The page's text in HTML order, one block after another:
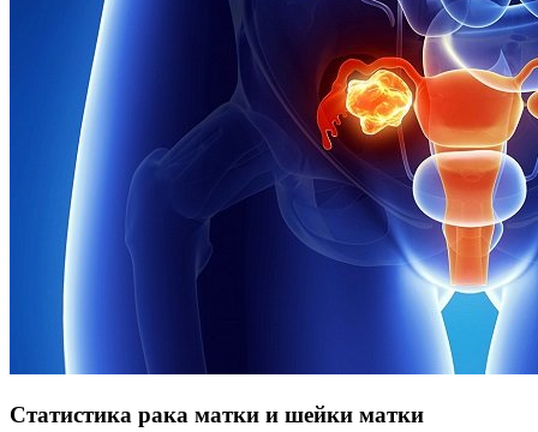
Статистика рака матки и шейки матки